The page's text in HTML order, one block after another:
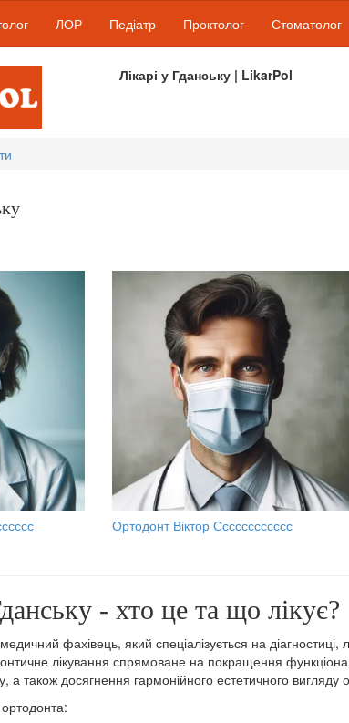
ЛОР Педіатр Проктолог Стоматолог
Лікарі у Гданську | LikarPol
Ортодонт Віктор Сссссссссссс
- хто це та що лікує?
фахівець, який спеціалізується на діагностиці,
лікування спрямоване на покращення
а також досягнення гармонійного естетичного вигляду